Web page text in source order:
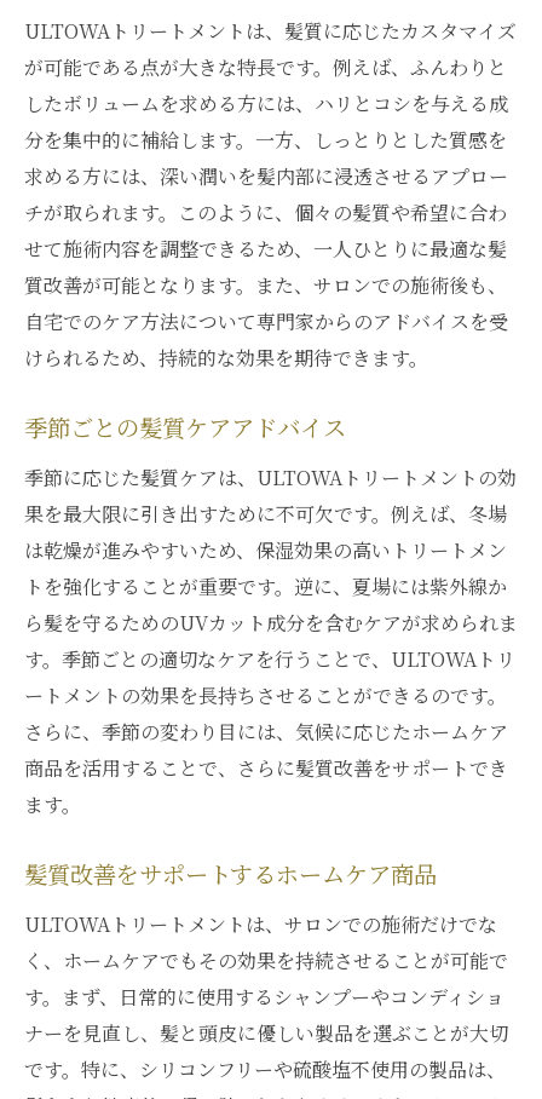
ULTOWAトリートメントは、髪質に応じたカスタマイズ
が可能である点が大きな特長です。例えば、ふんわりと
したボリュームを求める方には、ハリとコシを与える成
分を集中的に補給します。一方、しっとりとした質感を
求める方には、深い潤いを髪内部に浸透させるアプロー
チが取られます。このように、個々の髪質や希望に合わ
せて施術内容を調整できるため、一人ひとりに最適な髪
質改善が可能となります。また、サロンでの施術後も、
自宅でのケア方法について専門家からのアドバイスを受
けられるため、持続的な効果を期待できます。
季節ごとの髪質ケアアドバイス
季節に応じた髪質ケアは、ULTOWAトリートメントの効
果を最大限に引き出すために不可欠です。例えば、冬場
は乾燥が進みやすいため、保湿効果の高いトリートメン
トを強化することが重要です。逆に、夏場には紫外線か
ら髪を守るためのUVカット成分を含むケアが求められま
す。季節ごとの適切なケアを行うことで、ULTOWAトリ
ートメントの効果を長持ちさせることができるのです。
さらに、季節の変わり目には、気候に応じたホームケア
商品を活用することで、さらに髪質改善をサポートでき
ます。
髪質改善をサポートするホームケア商品
ULTOWAトリートメントは、サロンでの施術だけでな
く、ホームケアでもその効果を持続させることが可能で
す。まず、日常的に使用するシャンプーやコンディショ
ナーを見直し、髪と頭皮に優しい製品を選ぶことが大切
です。特に、シリコンフリーや硫酸塩不使用の製品は、